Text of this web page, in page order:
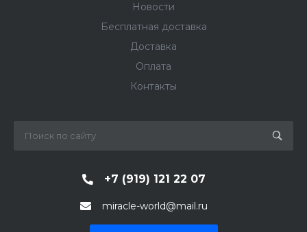
Новости
Бесплатная доставка
Доставка
Оплата
Контакты
+7 (919) 121 22 07
miracle-world@mail.ru